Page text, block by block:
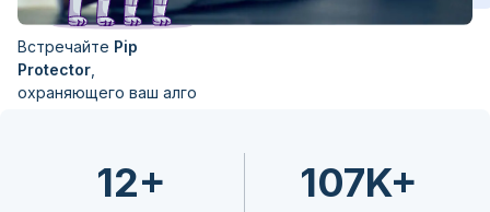
Встречайте Pip
Protector,
охраняющего ваш алго
12+ 107K+